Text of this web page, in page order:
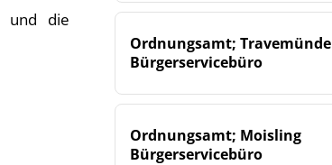
und die
Ordnungsamt; Travemünde
Bürgerservicebüro
Ordnungsamt; Moisling
Bürgerservicebüro